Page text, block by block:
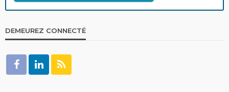
DEMEUREZ CONNECTÉ